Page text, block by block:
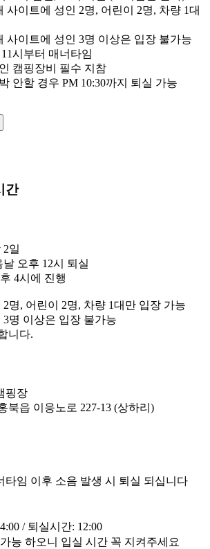
사이트에 성인 2명, 어린이 2명, 차량 1대
사이트에 성인 3명 이상은 입장 불가능
시부터 매너타임
캠핑장비 필수 지참
안할 경우 PM 10:30까지 퇴실 가능
간
2일
오후 12시 퇴실
4시에 진행
명, 어린이 2명, 차량 1대만 입장 가능
명 이상은 입장 불가능
니다.
핑장
북읍 이응노로 227-13 (상하리)
타임 이후 소음 발생 시 퇴실 되십니다
/ 퇴실시간: 12:00
능 하오니 입실 시간 꼭 지켜주세요